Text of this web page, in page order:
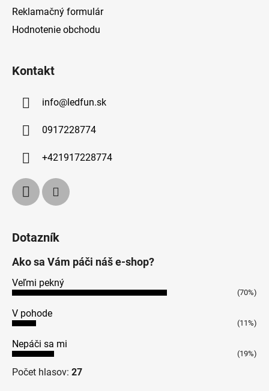
Reklamačný formulár
Hodnotenie obchodu
Kontakt
info@ledfun.sk
0917228774
+421917228774
Dotazník
Ako sa Vám páči náš e-shop?
Veľmi pekný
(70%)
V pohode
(11%)
Nepáči sa mi
(19%)
Počet hlasov: 27